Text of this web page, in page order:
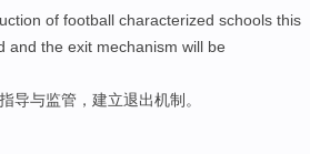
of football characterized schools this
and the exit mechanism will be
指导与监管 ， 建立退出机制 。